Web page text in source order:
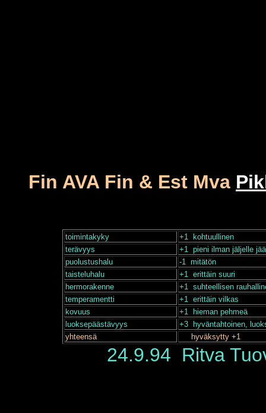
Fin AVA Fin & Est Mva
toimintakyky
+1 kohtuullinen
terävyys
+1 pieni ilman jäljelle
puolustushalu
-1 mitätön
taisteluhalu
+1 erittäin suuri
hermorakenne
+1 suhteellisen
temperamentti
+1 erittäin vilkas
kovuus
+1 hieman pehmeä
luoksepäästävyys
+3 hyväntahtoinen,
yhteensä
hyväksytty +1
24.9.94 Ritva